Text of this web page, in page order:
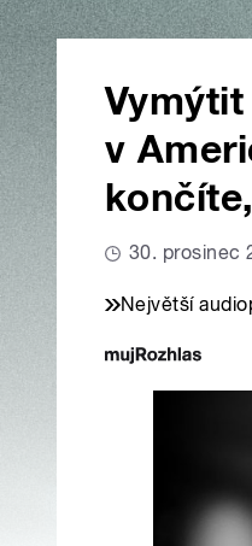
v
30. prosinec
Největší